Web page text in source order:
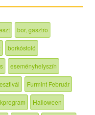
bor, gasztro
borkóstoló
eseményhelyszín
Furmint Február
Halloween